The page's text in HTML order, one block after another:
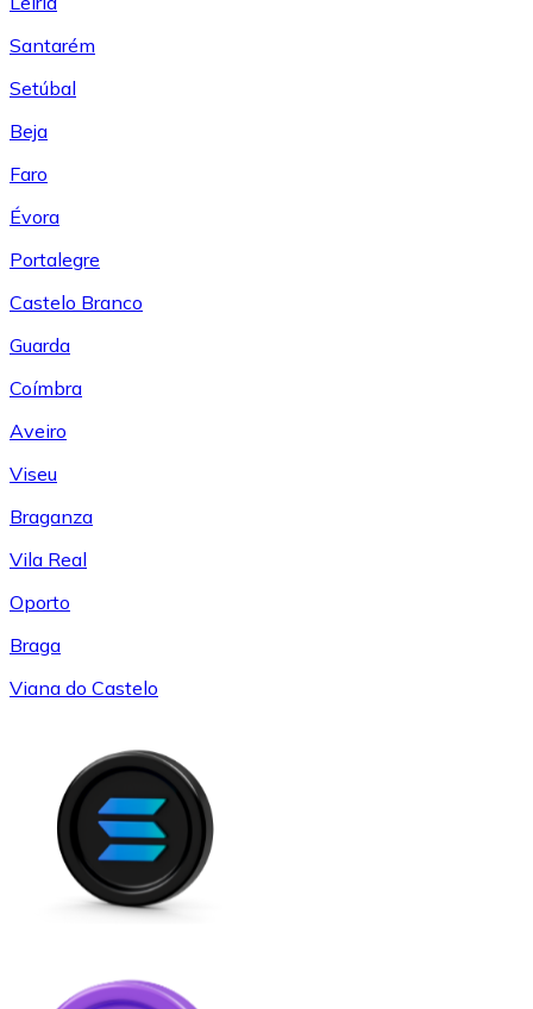
Santarém
Setúbal
Beja
Faro
Évora
Portalegre
Castelo Branco
Guarda
Coímbra
Aveiro
Viseu
Braganza
Vila Real
Oporto
Braga
Viana do Castelo